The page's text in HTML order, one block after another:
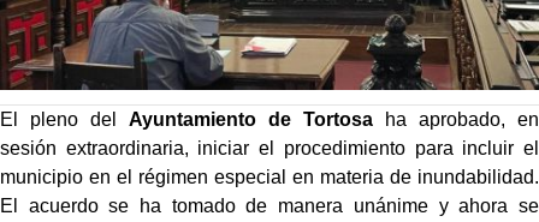
El pleno del Ayuntamiento de Tortosaha aprobado, en
sesión extraordinaria, iniciar el procedimiento para incluir el
municipio en el régimen especial en materia de inundabilidad.
El acuerdo se ha tomado de manera unánime y ahora se